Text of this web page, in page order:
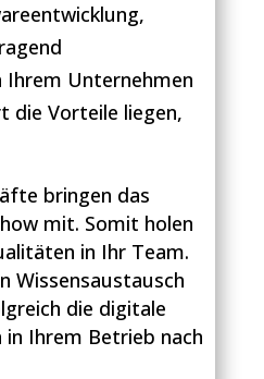
Unternehmen
die Vorteile liegen,
bringen das
mit. Somit holen
in Ihr Team.
Wissensaustausch
die digitale
Ihrem Betrieb nach